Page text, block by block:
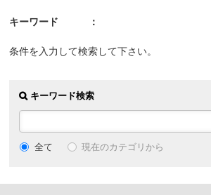
キーワード
条件を入力して検索して下さい。
キーワード検索
全て 現在のカテゴリから